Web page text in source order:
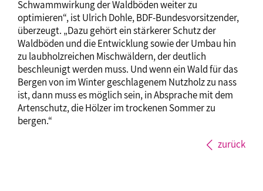
Schwammwirkung der Waldböden weiter zu
optimieren“, ist Ulrich Dohle, BDF-Bundesvorsitzender,
überzeugt. „Dazu gehört ein stärkerer Schutz der
Waldböden und die Entwicklung sowie der Umbau hin
zu laubholzreichen Mischwäldern, der deutlich
beschleunigt werden muss. Und wenn ein Wald für das
Bergen von im Winter geschlagenem Nutzholz zu nass
ist, dann muss es möglich sein, in Absprache mit dem
Artenschutz, die Hölzer im trockenen Sommer zu
bergen.“
zurück